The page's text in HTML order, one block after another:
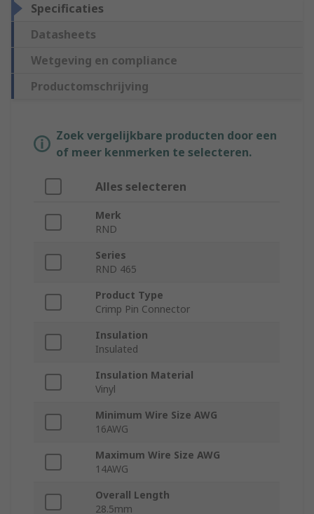
Specificaties
Datasheets
Wetgeving en compliance
Productomschrijving
Zoek vergelijkbare producten door een
of meer kenmerken te selecteren.
Alles selecteren
Merk
RND
Series
RND 465
Product Type
Crimp Pin Connector
Insulation
Insulated
Insulation Material
Vinyl
Minimum Wire Size AWG
16AWG
Maximum Wire Size AWG
14AWG
Overall Length
28.5mm